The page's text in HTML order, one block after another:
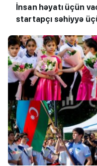
İnsan həyatı üçün
startapçı səhiyyə